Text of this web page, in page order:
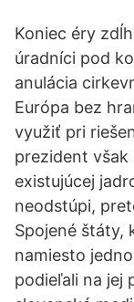
Koniec éry
úradníci pod
anulácia
Európa bez
využiť pri
prezident však
existujúcej
neodstúpi,
Spojené štáty,
namiesto
podieľali na jej